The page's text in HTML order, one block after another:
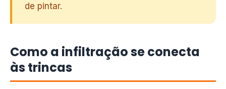
de pintar.
Como a infiltração se conecta
às trincas